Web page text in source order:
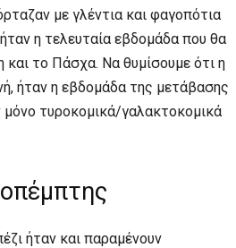
με γλέντια και φαγοπότια
η τελευταία εβδομάδα που θα
το Πάσχα. Να θυμίσουμε ότι η
ήταν η εβδομάδα της μετάβασης
τυροκομικά/γαλακτοκομικά
ήταν και παραμένουν